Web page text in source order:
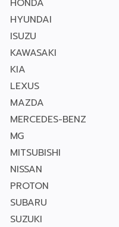
HONDA
HYUNDAI
ISUZU
KAWASAKI
KIA
LEXUS
MAZDA
MERCEDES-BENZ
MG
MITSUBISHI
NISSAN
PROTON
SUBARU
SUZUKI